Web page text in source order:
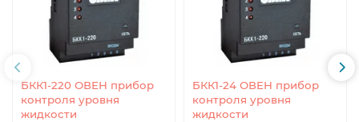
БКК1-220 ОВЕН прибор
контроля уровня
жидкости
БКК1-24 ОВЕН прибор
контроля уровня
жидкости